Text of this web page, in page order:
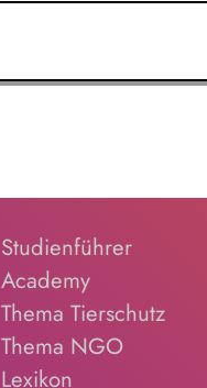
Studienführer
Academy
Thema Tierschutz
Thema NGO
Lexikon